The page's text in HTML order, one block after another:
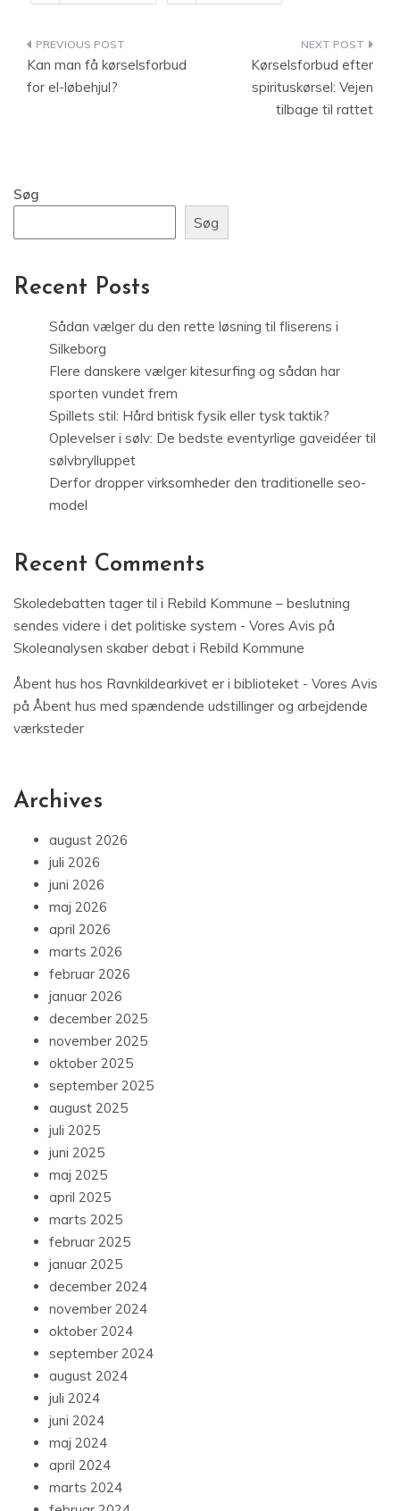
Indlægsnavigation
Kan man få kørselsforbud
for el-løbehjul?
Kørselsforbud efter
spirituskørsel: Vejen
tilbage til rattet
Søg
Søg
Recent Posts
Sådan vælger du den rette løsning til fliserens i
Silkeborg
Flere danskere vælger kitesurfing og sådan har
sporten vundet frem
Spillets stil: Hård britisk fysik eller tysk taktik?
Oplevelser i sølv: De bedste eventyrlige gaveidéer til
sølvbrylluppet
Derfor dropper virksomheder den traditionelle seo-
model
Recent Comments
Skoledebatten tager til i Rebild Kommune – beslutning
sendes videre i det politiske system - Vores Avis på
Skoleanalysen skaber debat i Rebild Kommune
Åbent hus hos Ravnkildearkivet er i biblioteket - Vores Avis
på Åbent hus med spændende udstillinger og arbejdende
værksteder
Archives
august 2026
juli 2026
juni 2026
maj 2026
april 2026
marts 2026
februar 2026
januar 2026
december 2025
november 2025
oktober 2025
september 2025
august 2025
juli 2025
juni 2025
maj 2025
april 2025
marts 2025
februar 2025
januar 2025
december 2024
november 2024
oktober 2024
september 2024
august 2024
juli 2024
juni 2024
maj 2024
april 2024
marts 2024